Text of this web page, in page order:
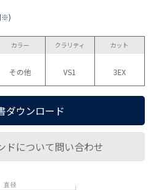
※)
カラー
その他
クラリティ
VS1
カット
3EX
ダウンロード
ドについて問い合わせ